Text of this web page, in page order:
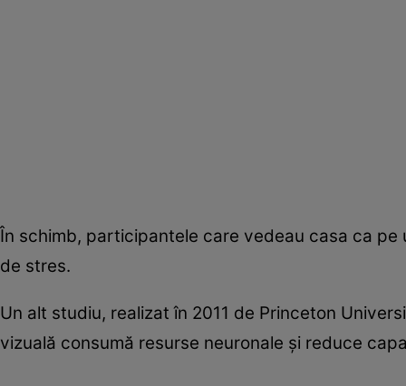
În schimb, participantele care vedeau casa ca
de stres.
Un alt studiu, realizat în 2011 de Princeton
vizuală consumă resurse neuronale și reduce